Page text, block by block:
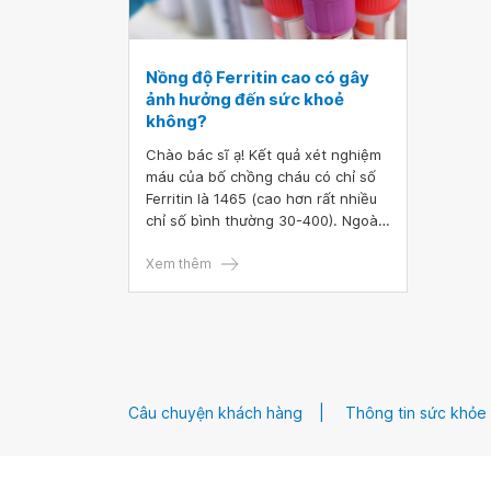
Nồng độ Ferritin cao có gây
ảnh hưởng đến sức khoẻ
không?
Chào bác sĩ ạ! Kết quả xét nghiệm
máu của bố chồng cháu có chỉ số
Ferritin là 1465 (cao hơn rất nhiều
chỉ số bình thường 30-400). Ngoài
áp nữa. Vậy có thuốc điều trị hiệu
Xem thêm
Câu chuyện khách hàng Thông tin sức khỏe